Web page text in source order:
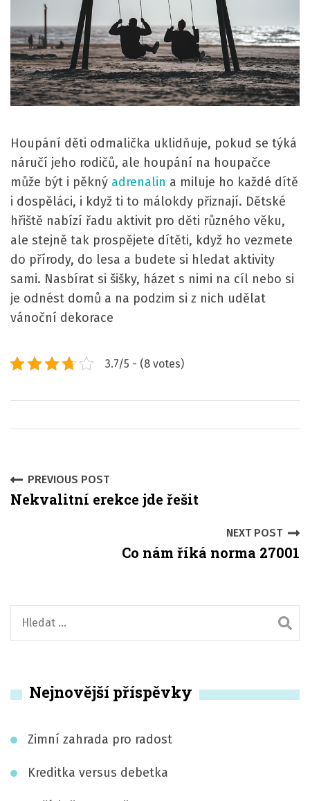
Houpání děti odmalička uklidňuje, pokud se týká
náručí jeho rodičů, ale houpání na houpačce
může být i pěkný adrenalin a miluje ho každé dítě
i dospěláci, i když ti to málokdy přiznají. Dětské
hřiště nabízí řadu aktivit pro děti různého věku,
ale stejně tak prospějete dítěti, když ho vezmete
do přírody, do lesa a budete si hledat aktivity
sami. Nasbírat si šišky, házet s nimi na cíl nebo si
je odnést domů a na podzim si z nich udělat
vánoční dekorace
3.7/5 - (8 votes)
P
o
v
g
i
PREVIOUS POST
Nekvalitní erekce jde řešit
NEXT POST
Co nám říká norma 27001
e
á
Nejnovější příspěvky
Zimní zahrada pro radost
Kreditka versus debetka